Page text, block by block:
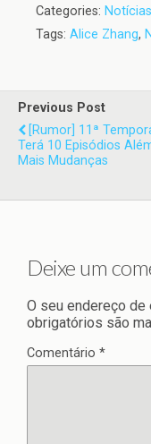
Categories: Notícias
Tags: Alice Zhang,
Previous Post
[Rumor] 11ª
Terá 10 Episódios
Mais Mudanças
Deixe um
O seu endereço de
obrigatórios são
Comentário *